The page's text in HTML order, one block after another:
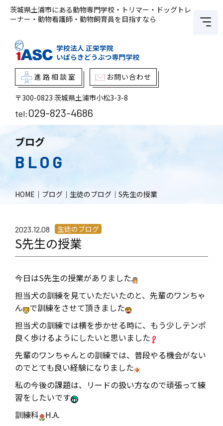
茨城県土浦市にある動物専門学校・トリマー・ドッグトレ
ーナー・動物看護師・動物飼育員を目指すなら
進路相談室 お問い合わせ
〒300-0823 茨城県土浦市小松3-3-8
tel:029-823-4686
ブログ
BLOG
HOME ｜ ブログ ｜ 生徒のブログ ｜ S先生の授業
2023.12.08 生徒のブログ
S先生の授業
今日はS先生の授業がありました
担当犬の訓練を見ていただいたのと、先輩のワンちゃ
ん
で訓練をさせて頂きました
担当犬の訓練では横を歩かせる時に、もう少しテンポ
良く歩けるようにしたいと思いました
先輩のワンちゃんとの訓練では、普段やる機会がない
のでとても良い経験になりました
私の今後の課題は、リードの扱い方なので頑張って練
習をしたいです
訓練科
H.A.